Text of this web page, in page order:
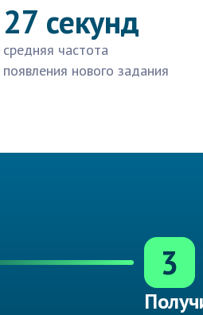
27 секунд
средняя частота
появления нового задания
3